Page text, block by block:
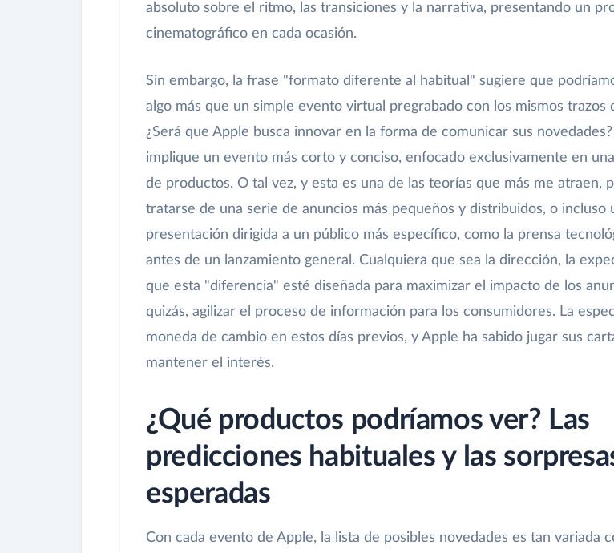
absoluto sobre el ritmo, las transiciones y la narrativa, presentando un
cinematográfico en cada ocasión.
Sin embargo, la frase "formato diferente al habitual" sugiere que
algo más que un simple evento virtual pregrabado con los mismos trazos
¿Será que Apple busca innovar en la forma de comunicar sus novedades?
implique un evento más corto y conciso, enfocado exclusivamente en
de productos. O tal vez, y esta es una de las teorías que más me atraen,
tratarse de una serie de anuncios más pequeños y distribuidos, o incluso
presentación dirigida a un público más específico, como la prensa
antes de un lanzamiento general. Cualquiera que sea la dirección, la
que esta "diferencia" esté diseñada para maximizar el impacto de los
quizás, agilizar el proceso de información para los consumidores. La
moneda de cambio en estos días previos, y Apple ha sabido jugar sus
mantener el interés.
¿Qué productos podríamos ver? Las
predicciones habituales y las
esperadas
Con cada evento de Apple, la lista de posibles novedades es tan variada